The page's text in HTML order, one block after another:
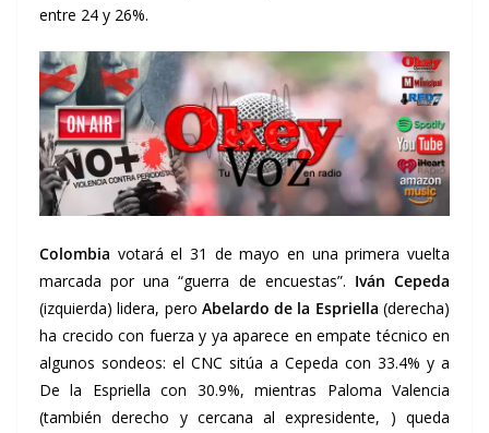
entre 24 y 26%.
Colombia votará el 31 de mayo en una primera vuelta
marcada por una “guerra de encuestas”. Iván Cepeda
(izquierda) lidera, pero Abelardo de la Espriella (derecha)
ha crecido con fuerza y ya aparece en empate técnico en
algunos sondeos: el CNC sitúa a Cepeda con 33.4% y a
De la Espriella con 30.9%, mientras Paloma Valencia
(también derecho y cercana al expresidente, ) queda